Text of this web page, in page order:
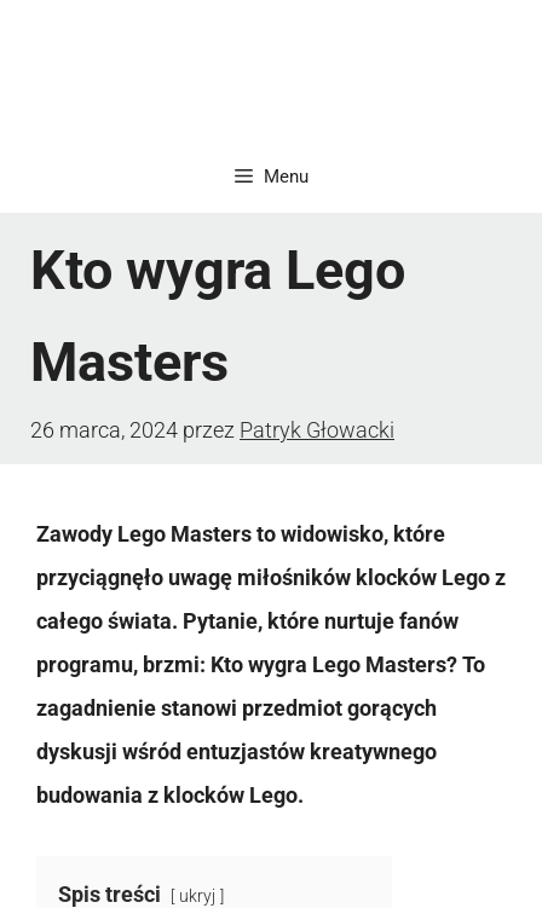
Menu
Kto wygra Lego
Masters
26 marca, 2024 przez Patryk Głowacki
Zawody Lego Masters to widowisko, które
przyciągnęło uwagę miłośników klocków Lego z
całego świata. Pytanie, które nurtuje fanów
programu, brzmi: Kto wygra Lego Masters? To
zagadnienie stanowi przedmiot gorących
dyskusji wśród entuzjastów kreatywnego
budowania z klocków Lego.
Spis treści ukryj